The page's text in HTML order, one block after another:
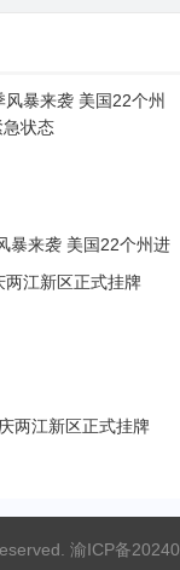
暴来袭 美国22个州进
两江新区正式挂牌
渝ICP备